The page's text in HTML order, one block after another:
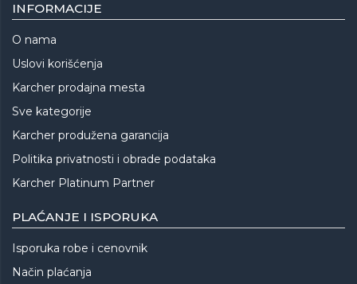
INFORMACIJE
O nama
Uslovi korišćenja
Karcher prodajna mesta
Sve kategorije
Karcher produžena garancija
Politika privatnosti i obrade podataka
Karcher Platinum Partner
PLAĆANJE I ISPORUKA
Isporuka robe i cenovnik
Način plaćanja